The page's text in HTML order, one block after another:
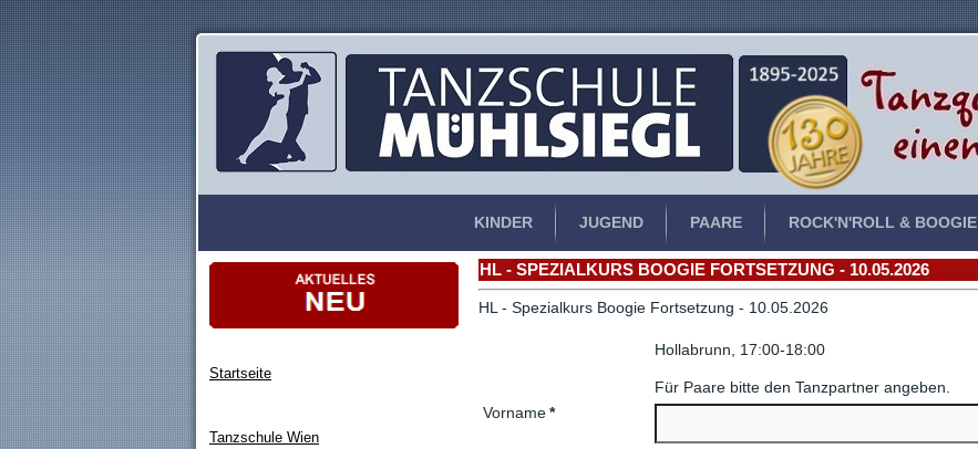
KINDER JUGEND PAARE ROCK'N'ROLL & BOOGIE
Startseite
Tanzschule Wien
HL - SPEZIALKURS BOOGIE FORTSETZUNG - 10.05.2026
HL - Spezialkurs Boogie Fortsetzung - 10.05.2026
Hollabrunn, 17:00-18:00
Für Paare bitte den Tanzpartner angeben.
Vorname*